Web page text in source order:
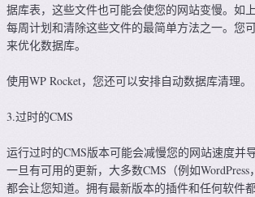
据库表，这些文件也可能会使您的网站变慢。如
每周计划和清除这些文件的最简单方法之一。您
来优化数据库。
使用WP Rocket，您还可以安排自动数据库清理。
3.过时的CMS
运行过时的CMS版本可能会减慢您的网站速度并
一旦有可用的更新，大多数CMS（例如WordPress
都会让您知道。拥有最新版本的插件和任何软件